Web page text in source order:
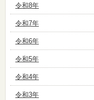
令和8年
令和7年
令和6年
令和5年
令和4年
令和3年